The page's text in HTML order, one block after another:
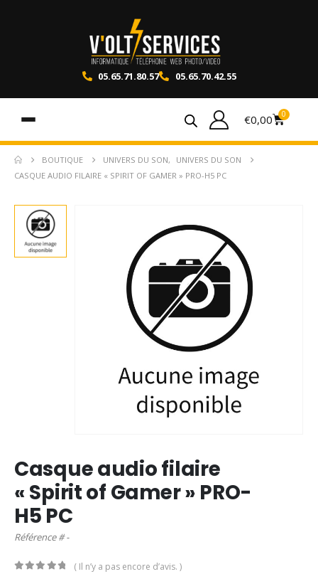
05.65.71.80.57 05.65.70.42.55
€0,00 0
BOUTIQUE UNIVERS DU SON,
UNIVERS DU SON
CASQUE AUDIO FILAIRE « SPIRIT OF GAMER » PRO-H5 PC
Casque audio filaire
« Spirit of Gamer » PRO-
H5 PC
Référence # -
( Il n’y a pas encore d’avis. )